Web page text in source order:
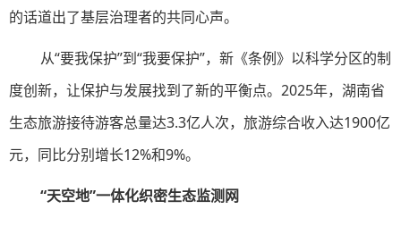
的话道出了基层治理者的共同心声。
从“要我保护”到“我要保护”，新《条例》以科学分区的制
度创新，让保护与发展找到了新的平衡点。2025年，湖南省
生态旅游接待游客总量达3.3亿人次，旅游综合收入达1900亿
元，同比分别增长12%和9%。
“天空地”一体化织密生态监测网